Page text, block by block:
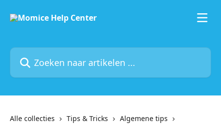
Zoeken naar artikelen ...
Alle collecties Tips & Tricks
Algemene tips